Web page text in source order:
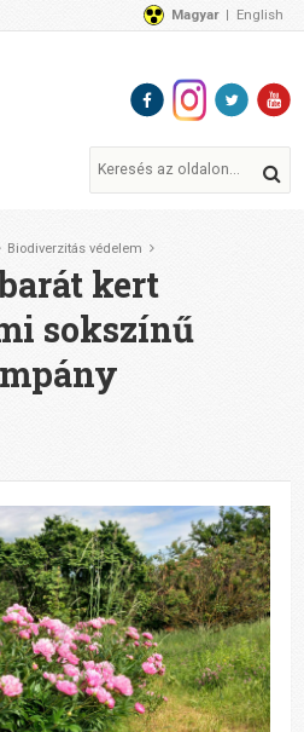
Magyar English
Biodiverzitás védelem
kert
sokszínű